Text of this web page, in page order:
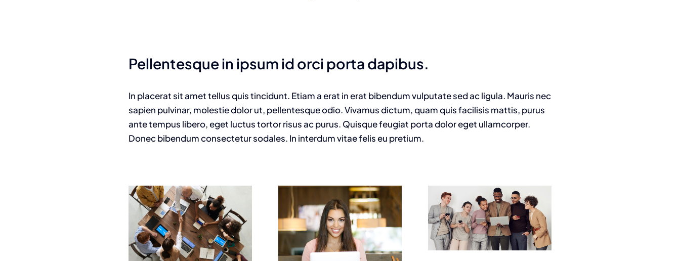
Pellentesque in ipsum id orci porta dapibus.
In placerat sit amet tellus quis tincidunt. Etiam a erat in erat bibendum vulputate sed ac ligula. Mauris nec
sapien pulvinar, molestie dolor ut, pellentesque odio. Vivamus dictum, quam quis facilisis mattis, purus
ante tempus libero, eget luctus tortor risus ac purus. Quisque feugiat porta dolor eget ullamcorper.
Donec bibendum consectetur sodales. In interdum vitae felis eu pretium.